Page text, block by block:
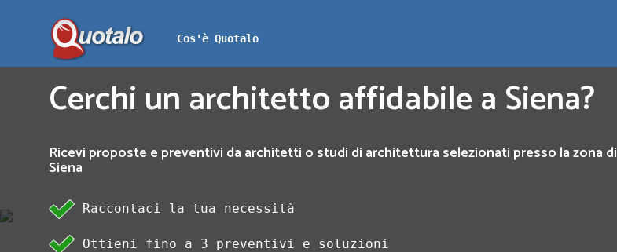
Cos'è Quotalo
Cerchi un architetto affidabile a Siena?
Ricevi proposte e preventivi da architetti o studi di architettura selezionati presso la zona di
Siena
Raccontaci la tua necessità
Ottieni fino a 3 preventivi e soluzioni